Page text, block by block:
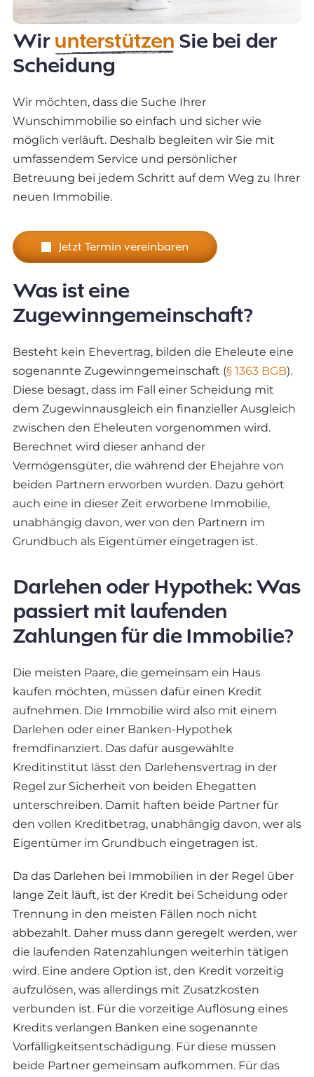
WirunterstützenSie bei der
Scheidung
Wir möchten, dass die Suche Ihrer
Wunschimmobilie so einfach und sicher wie
möglich verläuft. Deshalb begleiten wir Sie mit
umfassendem Service und persönlicher
Betreuung bei jedem Schritt auf dem Weg zu Ihrer
neuen Immobilie.
Jetzt Termin vereinbaren
Was ist eine
Zugewinngemeinschaft?
Besteht kein Ehevertrag, bilden die Eheleute eine
sogenannte Zugewinngemeinschaft (§ 1363 BGB).
Diese besagt, dass im Fall einer Scheidung mit
dem Zugewinnausgleich ein finanzieller Ausgleich
zwischen den Eheleuten vorgenommen wird.
Berechnet wird dieser anhand der
Vermögensgüter, die während der Ehejahre von
beiden Partnern erworben wurden. Dazu gehört
auch eine in dieser Zeit erworbene Immobilie,
unabhängig davon, wer von den Partnern im
Grundbuch als Eigentümer eingetragen ist.
Darlehen oder Hypothek: Was
passiert mit laufenden
Zahlungen für die Immobilie?
Die meisten Paare, die gemeinsam ein Haus
kaufen möchten, müssen dafür einen Kredit
aufnehmen. Die Immobilie wird also mit einem
Darlehen oder einer Banken-Hypothek
fremdfinanziert. Das dafür ausgewählte
Kreditinstitut lässt den Darlehensvertrag in der
Regel zur Sicherheit von beiden Ehegatten
unterschreiben. Damit haften beide Partner für
den vollen Kreditbetrag, unabhängig davon, wer als
Eigentümer im Grundbuch eingetragen ist.
Da das Darlehen bei Immobilien in der Regel über
lange Zeit läuft, ist der Kredit bei Scheidung oder
Trennung in den meisten Fällen noch nicht
abbezahlt. Daher muss dann geregelt werden, wer
die laufenden Ratenzahlungen weiterhin tätigen
wird. Eine andere Option ist, den Kredit vorzeitig
aufzulösen, was allerdings mit Zusatzkosten
verbunden ist. Für die vorzeitige Auflösung eines
Kredits verlangen Banken eine sogenannte
Vorfälligkeitsentschädigung. Für diese müssen
beide Partner gemeinsam aufkommen. Für das